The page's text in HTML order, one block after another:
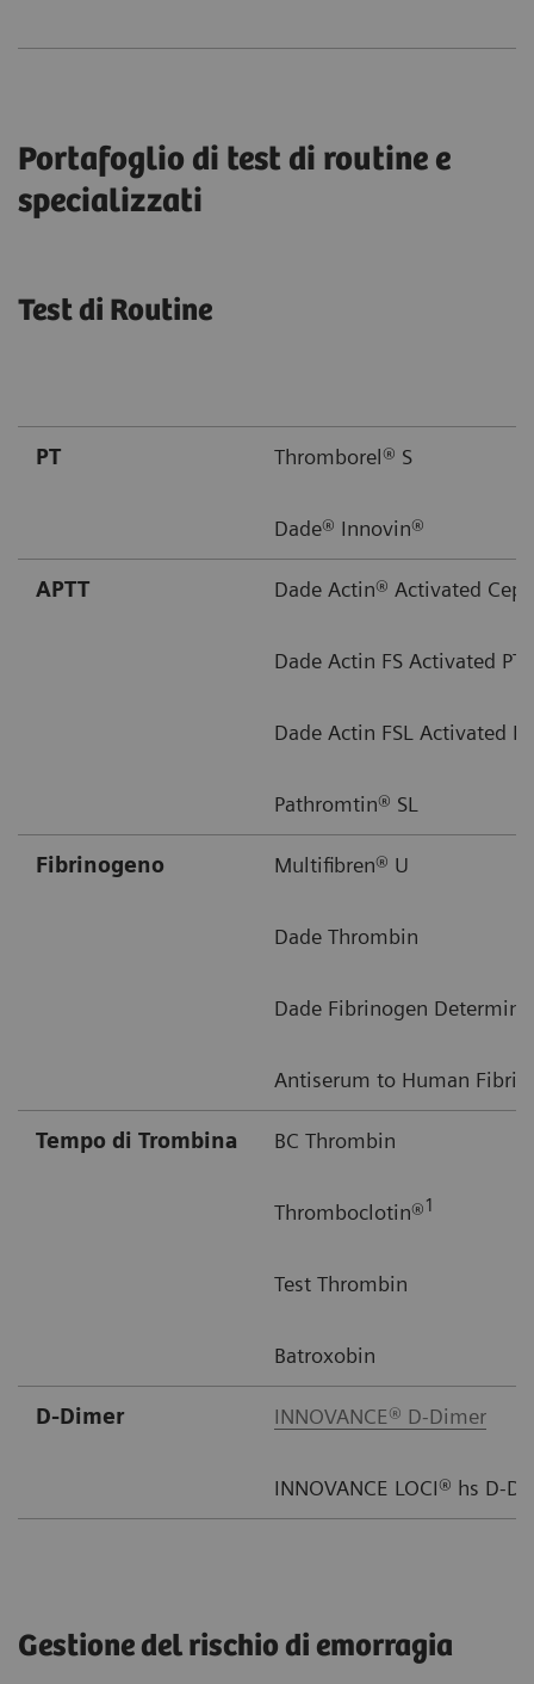
Portafoglio di test di routine e
specializzati
Test di Routine
PT Thromborel® S
Dade® Innovin®
APTT Dade Actin® Activated
Dade Actin FS Activated PTT
Dade Actin FSL Activated
Pathromtin® SL
Fibrinogeno Multifibren® U
Dade Thrombin
Dade Fibrinogen
Antiserum to Human
Tempo di Trombina BC Thrombin
Thromboclotin®1
Test Thrombin
Batroxobin
D-Dimer INNOVANCE® D-Dimer
INNOVANCE LOCI® hs D-
Gestione del rischio di emorragia